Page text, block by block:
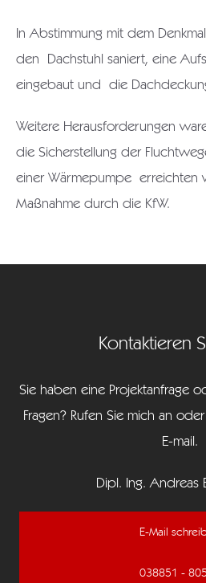
In Abstimmung mit dem
den Dachstuhl saniert, eine
eingebaut und die
Weitere Herausforderungen
die Sicherstellung der
einer Wärmepumpe erreichten
Maßnahme durch die KfW.
Kontaktieren
Sie haben eine Projektanfrage
Fragen? Rufen Sie mich an
E-mail.
Dipl. Ing. Andreas
E-Mail
038851 -